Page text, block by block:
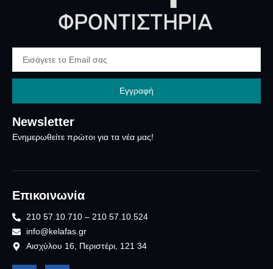
Newsletter
Ενημερωθείτε πρώτοι για τα νέα μας!
Εγγραφή
Επικοινωνία
210 57.10.710 – 210 57.10.524
info@kelafas.gr
Αισχύλου 16, Περιστέρι, 121 34